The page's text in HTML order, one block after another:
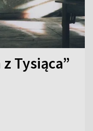
Tysiąca”